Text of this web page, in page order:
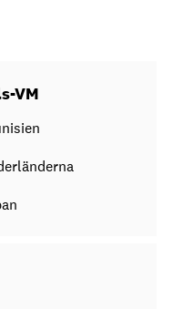
VM